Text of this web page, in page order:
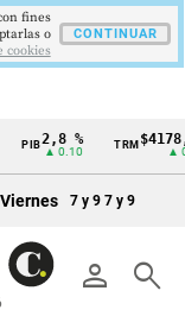
2,8 %
▲ 0.10
TRM
▲
Viernes 7 y 9 7 y 9
person search
fines
o
cookies
CONTINUAR